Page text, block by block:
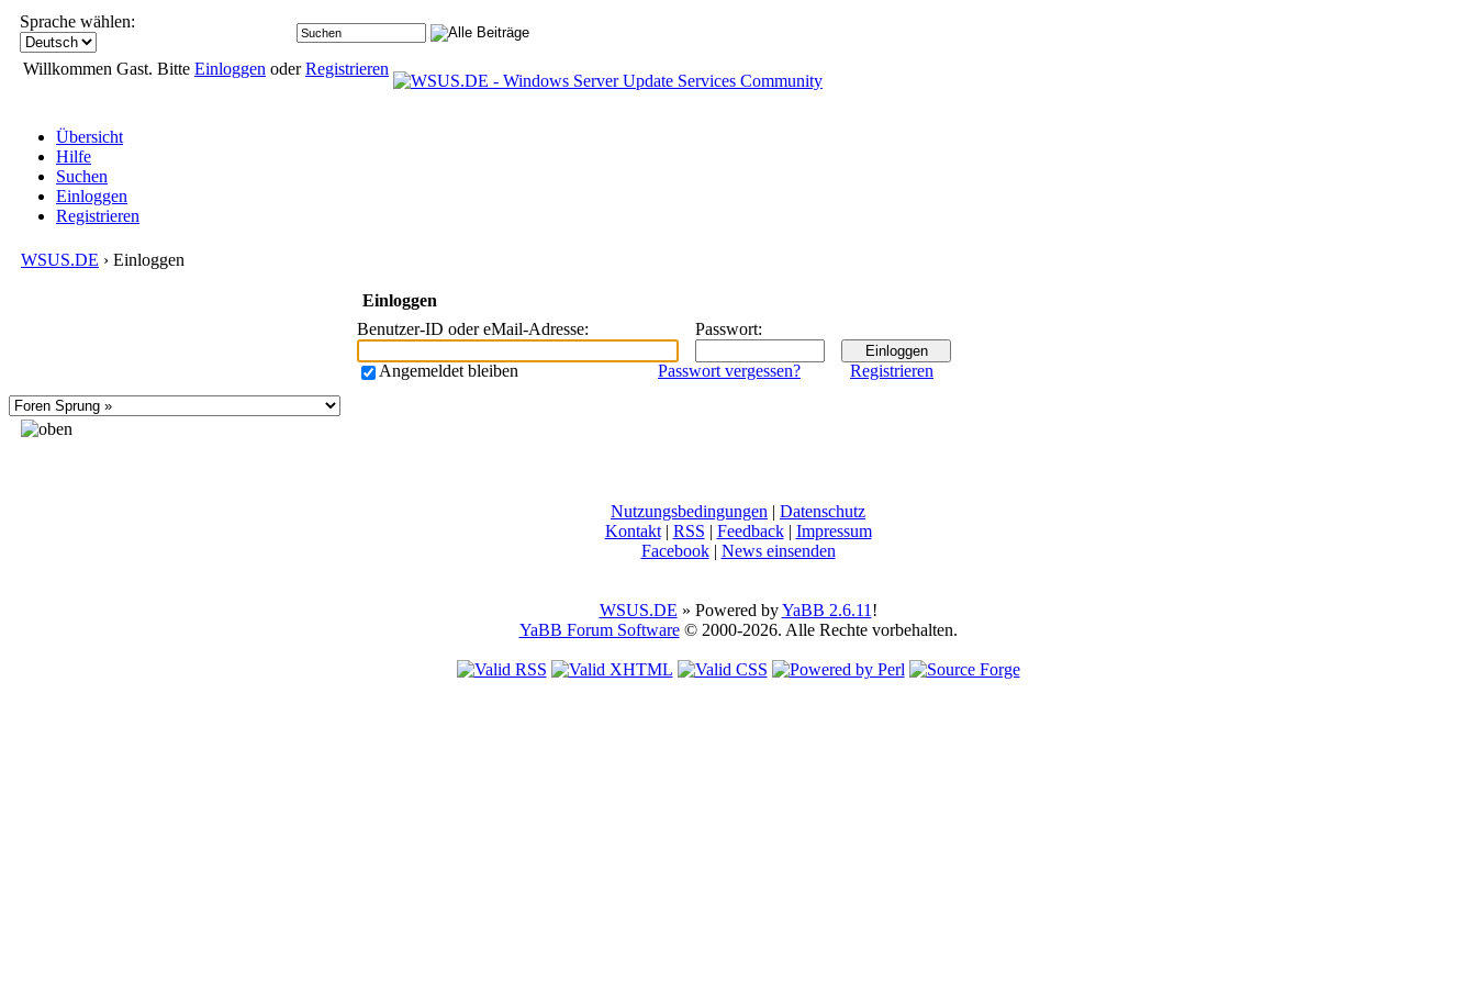
Sprache wählen:
Willkommen Gast. Bitte Einloggen oderRegistrieren
Übersicht
Hilfe
Suchen
Einloggen
Registrieren
WSUS.DE › Einloggen
Einloggen
Benutzer-ID oder eMail-Adresse: Passwort:
Angemeldet bleiben Registrieren
Passwort vergessen?
Nutzungsbedingungen | Datenschutz
Kontakt| RSS | Feedback| Impressum
Facebook| News einsenden
WSUS.DE » Powered byYaBB 2.6.11 !
YaBB Forum Software© 2000-2026. Alle Rechte vorbehalten.